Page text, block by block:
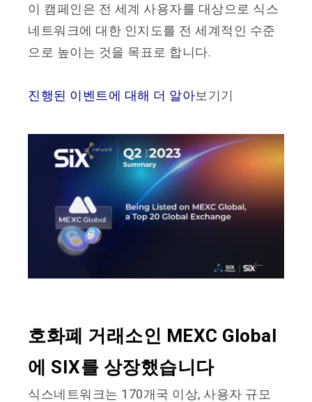
이 캠페인은 전 세계 사용자를 대상으로 식스
네트워크에 대한 인지도를 전 세계적인 수준
으로 높이는 것을 목표로 합니다.
진행된 이벤트에 대해 더 알아보기기
호화폐 거래소인 MEXC Global
에 SIX를 상장했습니다
식스네트워크는 170개국 이상, 사용자 규모